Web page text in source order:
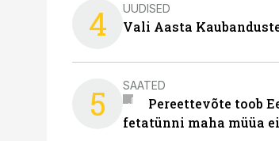
4 UUDISED
Vali Aasta
5 SAATED
Pereettevõte toob
fetatünni maha müüa